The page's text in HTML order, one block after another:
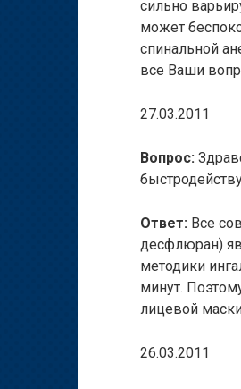
сильно
может
спинальной
все Ваши
27.03.2011
Вопрос:
Ответ: Все
десфлюран)
методики
минут.
лицевой
26.03.2011